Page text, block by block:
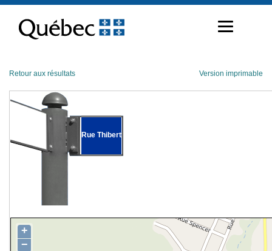
contenu
Retour aux résultats Version imprimable
Rue Thibert
+
−